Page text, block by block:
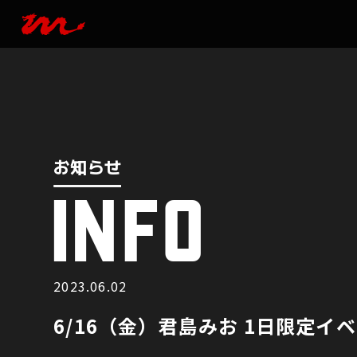
お知らせ
お知らせ
INFO
2023.06.02
6/16（金）君島みお 1日限定イベ